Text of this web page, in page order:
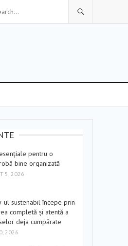
pentru o
bine organizată
5, 2026
ul sustenabil începe prin
completă și atentă a
deja cumpărate
2026